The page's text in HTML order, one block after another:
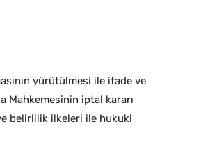
yürütülmesi ile ifade ve
Mahkemesinin iptal kararı
belirlilik ilkeleri ile hukuki